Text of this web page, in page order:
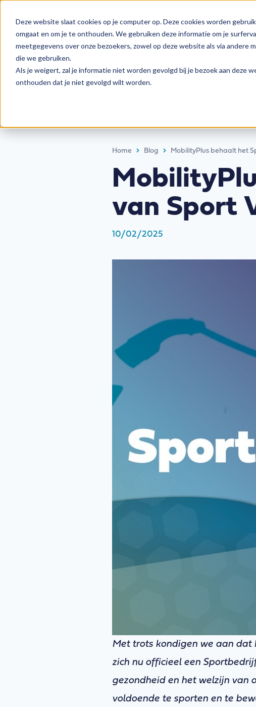
Deze website slaat cookies op je computer op. Deze cookies worden
omgaat en om je te onthouden. We gebruiken deze informatie om je
meetgegevens over onze bezoekers, zowel op deze website als via andere
die we gebruiken.
Als je weigert, zal je informatie niet worden gevolgd bij je bezoek aan deze
onthouden dat je niet gevolgd wilt worden.
Home Blog MobilityPlus behaalt het
van Sport
10/02/2025
Met trots kondigen we aan
zich nu officieel een
gezondheid en het welzijn van
voldoende te sporten en te